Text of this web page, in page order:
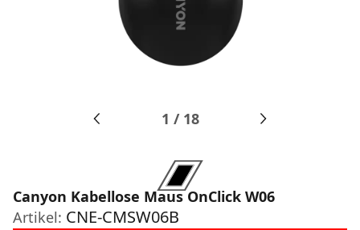
1 / 18
Canyon Kabellose Maus OnClick W06
Artikel: CNE-CMSW06B